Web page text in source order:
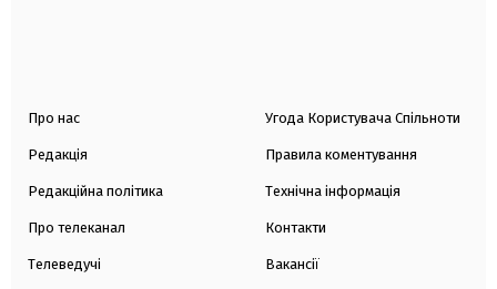
Про нас
Редакція
Редакційна політика
Про телеканал
Телеведучі
Угода Користувача Спільноти
Правила коментування
Технічна інформація
Контакти
Вакансії